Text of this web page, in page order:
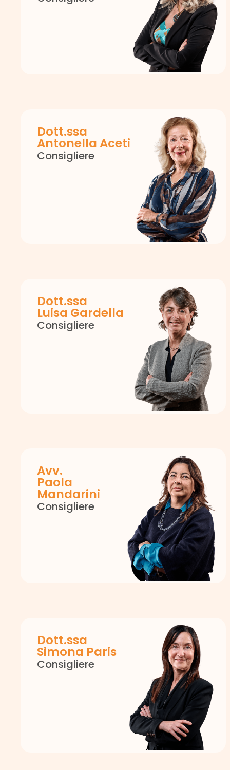
Dott.ssa
Antonella Aceti
Consigliere
Dott.ssa
Luisa Gardella
Consigliere
Avv.
Paola
Mandarini
Consigliere
Dott.ssa
Simona Paris
Consigliere